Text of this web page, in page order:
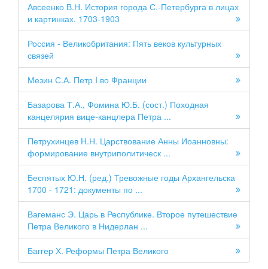
Авсеенко В.Н. История города С.-Петербурга в лицах
и картинках. 1703-1903
Россия - Великобритания: Пять веков культурных
связей
Мезин С.А. Петр I во Франции
Базарова Т.А., Фомина Ю.Б. (сост.) Походная
канцелярия вице-канцлера Петра ...
Петрухинцев H.Н. Царствование Анны Иоанновны:
формирование внутриполитическ ...
Беспятых Ю.Н. (ред.) Тревожные годы Архангельска
1700 - 1721: документы по ...
Вагеманс Э. Царь в Республике. Второе путешествие
Петра Великого в Нидерлан ...
Баггер Х. Реформы Петра Великого